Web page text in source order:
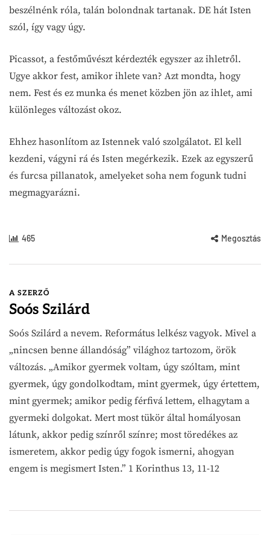
beszélnénk róla, talán bolondnak tartanak. DE hát Isten
szól, így vagy úgy.
Picassot, a festőművészt kérdezték egyszer az ihletről.
Ugye akkor fest, amikor ihlete van? Azt mondta, hogy
nem. Fest és ez munka és menet közben jön az ihlet, ami
különleges változást okoz.
Ehhez hasonlítom az Istennek való szolgálatot. El kell
kezdeni, vágyni rá és Isten megérkezik. Ezek az egyszerű
és furcsa pillanatok, amelyeket soha nem fogunk tudni
megmagyarázni.
465 Megosztás
A SZERZŐ
Soós Szilárd
Soós Szilárd a nevem. Református lelkész vagyok. Mivel a
„nincsen benne állandóság” világhoz tartozom, örök
változás. „Amikor gyermek voltam, úgy szóltam, mint
gyermek, úgy gondolkodtam, mint gyermek, úgy értettem,
mint gyermek; amikor pedig férfivá lettem, elhagytam a
gyermeki dolgokat. Mert most tükör által homályosan
látunk, akkor pedig színről színre; most töredékes az
ismeretem, akkor pedig úgy fogok ismerni, ahogyan
engem is megismert Isten.” 1 Korinthus 13, 11-12